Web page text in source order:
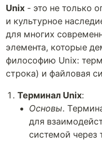
Unix - это не только
и культурное
для многих
элемента, которые
философию Unix:
строка) и файловая
Терминал Unix:
Основы.
для
системой